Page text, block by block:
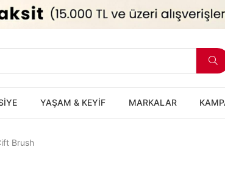
YAŞAM & KEYİF MARKALAR
Brush